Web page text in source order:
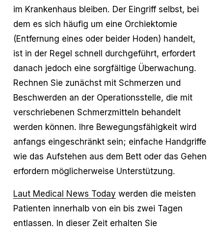
im Krankenhaus bleiben. Der Eingriff selbst, bei
dem es sich häufig um eine Orchiektomie
(Entfernung eines oder beider Hoden) handelt,
ist in der Regel schnell durchgeführt, erfordert
danach jedoch eine sorgfältige Überwachung.
Rechnen Sie zunächst mit Schmerzen und
Beschwerden an der Operationsstelle, die mit
verschriebenen Schmerzmitteln behandelt
werden können. Ihre Bewegungsfähigkeit wird
anfangs eingeschränkt sein; einfache Handgriffe
wie das Aufstehen aus dem Bett oder das Gehen
erfordern möglicherweise Unterstützung.
Laut Medical News Today werden die meisten
Patienten innerhalb von ein bis zwei Tagen
entlassen. In dieser Zeit erhalten Sie